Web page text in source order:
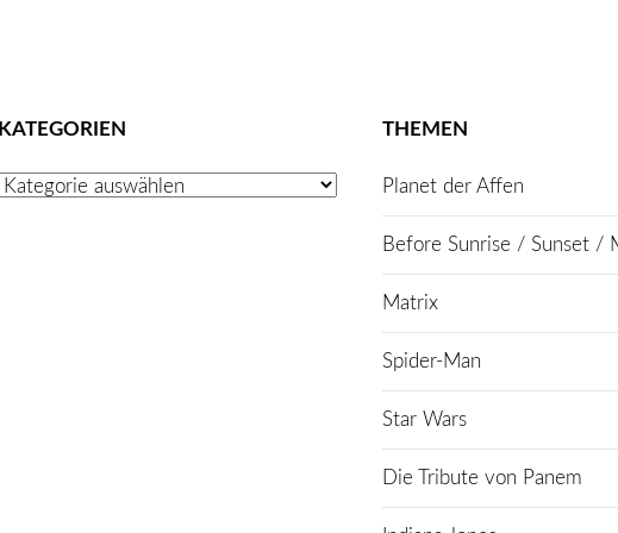
KATEGORIEN
Kategorien
THEMEN
Planet der Affen
Before Sunrise / Sunset /
Matrix
Spider-Man
Star Wars
Die Tribute von Panem